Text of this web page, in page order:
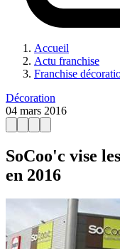
Accueil
Actu franchise
Franchise
Décoration
04 mars 2016
SoCoo'c vise
en 2016